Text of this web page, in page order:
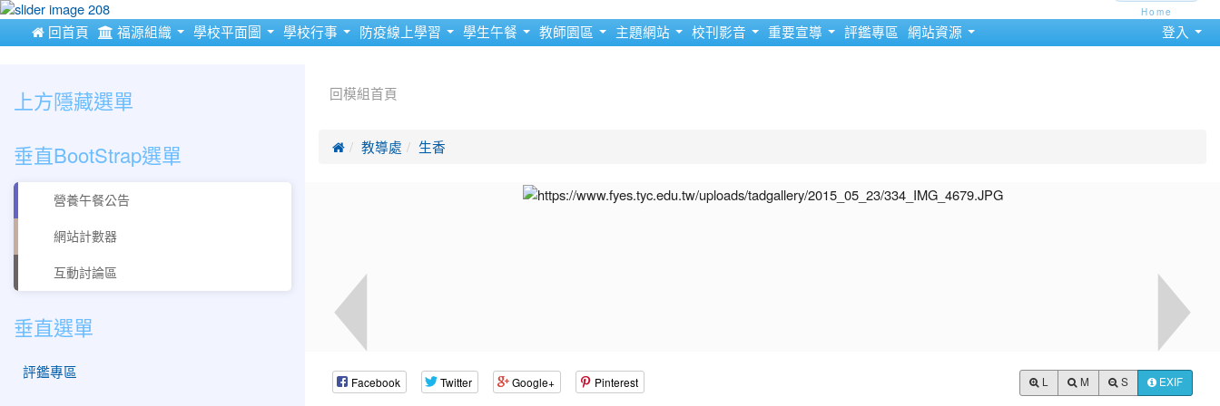
 回首頁 福源組織 學校平面圖 學校行事 防疫線上學習 學生午餐 教師園區 主題網站 校刊影音 重要宣導 評鑑專區 網站資源 登入
回模組首頁
 教導處 生香
Facebook Twitter Google+ Pinterest M S EXIF
上方隱藏選單
Home
垂直BootStrap選單
營養午餐公告
網站計數器
互動討論區
垂直選單
評鑑專區